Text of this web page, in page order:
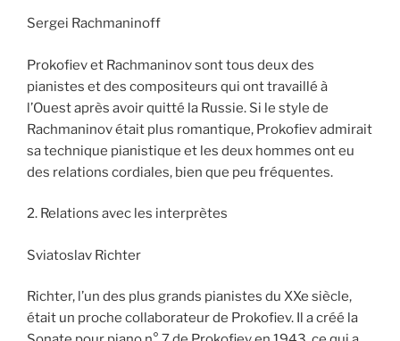
Sergei Rachmaninoff
Prokofiev et Rachmaninov sont tous deux des
pianistes et des compositeurs qui ont travaillé à
l’Ouest après avoir quitté la Russie. Si le style de
Rachmaninov était plus romantique, Prokofiev admirait
sa technique pianistique et les deux hommes ont eu
des relations cordiales, bien que peu fréquentes.
2. Relations avec les interprètes
Sviatoslav Richter
Richter, l’un des plus grands pianistes du XXe siècle,
était un proche collaborateur de Prokofiev. Il a créé la